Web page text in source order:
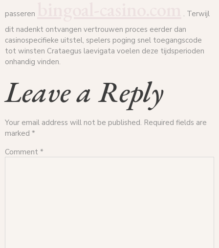
passeren
. Terwijl
dit nadenkt ontvangen vertrouwen proces eerder dan
casinospecifieke uitstel, spelers poging snel toegangscode
tot winsten Crataegus laevigata voelen deze tijdsperioden
onhandig vinden.
Leave a Reply
Your email address will not be published. Required fields are
marked *
Comment *